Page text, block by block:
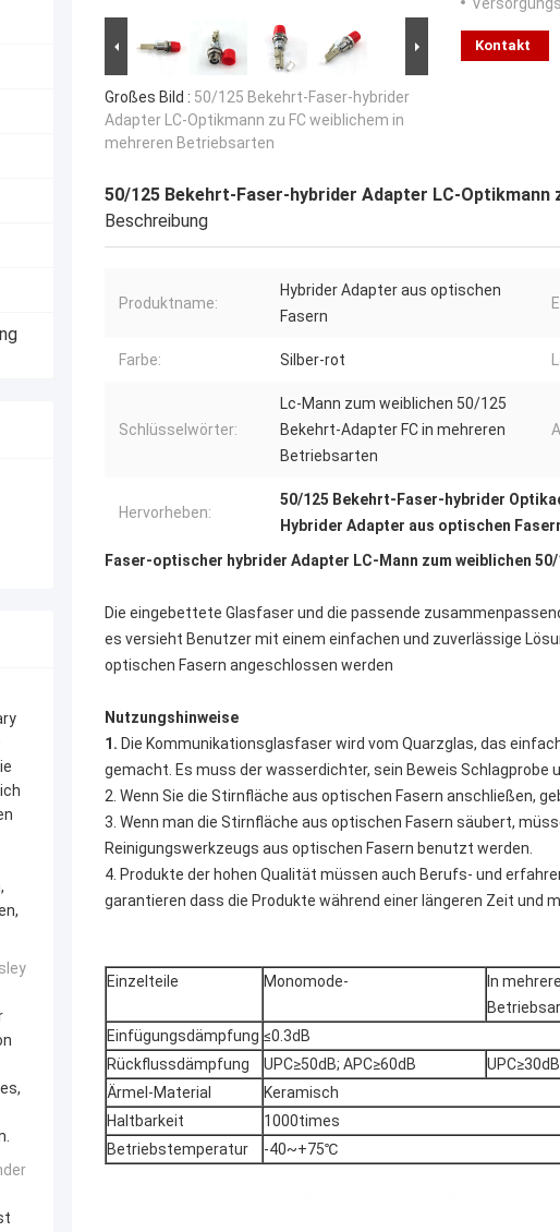
Großes Bild : 50/125 Bekehrt-Faser-hybrider
Adapter LC-Optikmann zu FC weiblichem in
mehreren Betriebsarten
Kontakt
50/125 Bekehrt-Faser-hybrider Adapter LC-
Beschreibung
Produktname:
Hybrider Adapter aus optischen
Fasern
Farbe: Silber-rot
Schlüsselwörter:
Lc-Mann zum weiblichen 50/125
Bekehrt-Adapter FC in mehreren
Betriebsarten
Hervorheben:
50/125 Bekehrt-Faser-hybrider
Hybrider Adapter aus optischen
Faser-optischer hybrider Adapter LC-Mann zum weiblichen
Die eingebettete Glasfaser und die passende
es versieht Benutzer mit einem einfachen und zuverlässige
optischen Fasern angeschlossen werden
Nutzungshinweise
1. Die Kommunikationsglasfaser wird vom Quarzglas, das
gemacht. Es muss der wasserdichter, sein Beweis Schlagprobe
2. Wenn Sie die Stirnfläche aus optischen Fasern anschließen,
3. Wenn man die Stirnfläche aus optischen Fasern säubert,
Reinigungswerkzeugs aus optischen Fasern benutzt werden.
4. Produkte der hohen Qualität müssen auch Berufs- und
garantieren dass die Produkte während einer längeren Zeit und
Einzelteile Monomode-
In
Einfügungsdämpfung ≤0.3dB
Rückflussdämpfung
UPC≥50dB; APC≥60dB
UPC≥30dB
Ärmel-Material
Keramisch
Haltbarkeit
1000times
Betriebstemperatur
-40~+75℃